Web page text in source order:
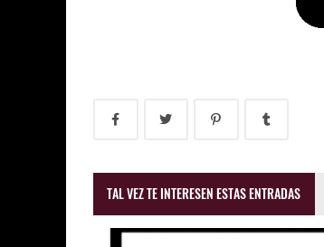
TAL VEZ TE INTERESEN ESTAS ENTRADAS